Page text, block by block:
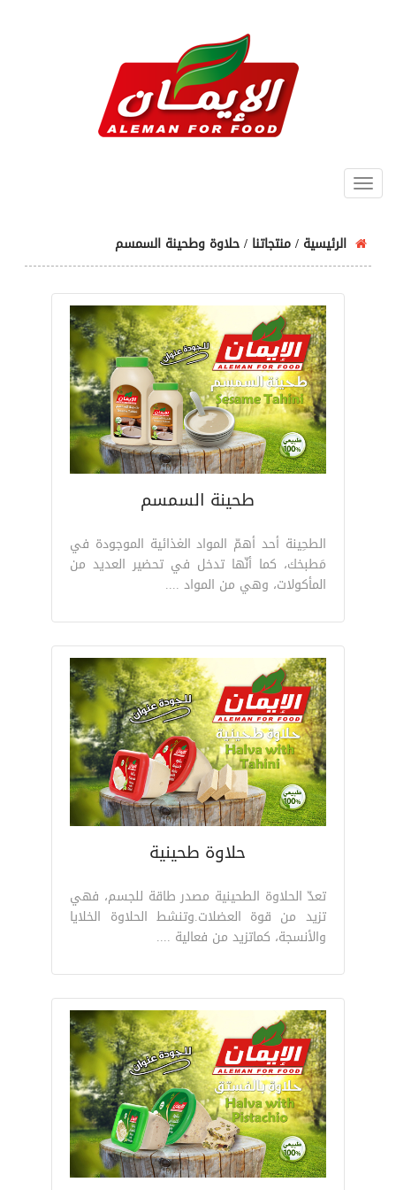
الرئيسية /منتجاتنا / حلاوة وطحينة السمسم
طحينة السمسم
الطحِينة أحد أهمّ المواد الغذائية الموجودة في
مَطبخك، كما أنّها تدخل في تحضير العديد من
المأكولات، وهي من المواد ....
حلاوة طحينية
تعدّ الحلاوة الطحينية مصدر طاقة للجسم، فهي
تزيد من قوة العضلات.وتنشط الحلاوة الخلايا
والأنسجة، كماتزيد من فعالية ....